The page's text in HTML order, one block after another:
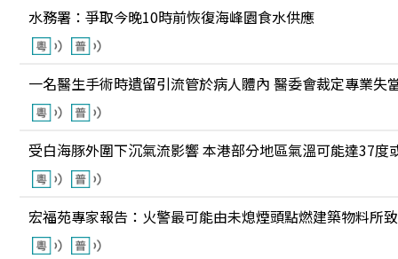
水務署：爭取今晚10時前恢復海峰園食水供應
一名醫生手術時遺留引流管於病人體內 醫委會裁定專業失
受白海豚外圍下沉氣流影響 本港部分地區氣溫可能達37度
宏福苑專家報告：火警最可能由未熄煙頭點燃建築物料所致